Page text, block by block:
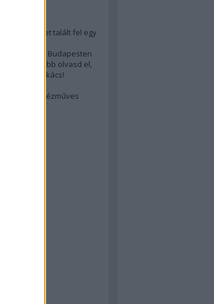
térképet talált fel egy
árú) ebéd Budapesten
Akkor előbb olvasd el,
magyar szakács!
orosz kézműves